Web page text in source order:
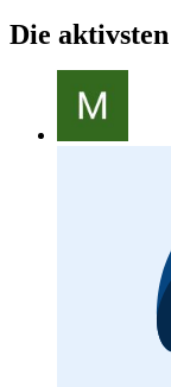
Die